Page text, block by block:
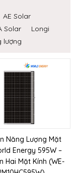
AE Solar
Solar
Longi
lượng
Năng Lượng Mặt
Energy 595W –
Hai Mặt Kính (WE-